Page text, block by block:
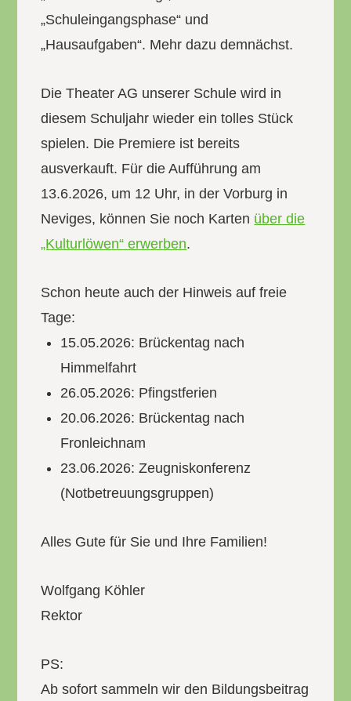
„Schuleingangsphase“ und
„Hausaufgaben“. Mehr dazu demnächst.
Die Theater AG unserer Schule wird in
diesem Schuljahr wieder ein tolles Stück
spielen. Die Premiere ist bereits
ausverkauft. Für die Aufführung am
13.6.2026, um 12 Uhr, in der Vorburg in
Neviges, können Sie noch Karten über die
„Kulturlöwen“ erwerben.
Schon heute auch der Hinweis auf freie
Tage:
15.05.2026: Brückentag nach
Himmelfahrt
26.05.2026: Pfingstferien
20.06.2026: Brückentag nach
Fronleichnam
23.06.2026: Zeugniskonferenz
(Notbetreuungsgruppen)
Alles Gute für Sie und Ihre Familien!
Wolfgang Köhler
Rektor
PS:
Ab sofort sammeln wir den Bildungsbeitrag